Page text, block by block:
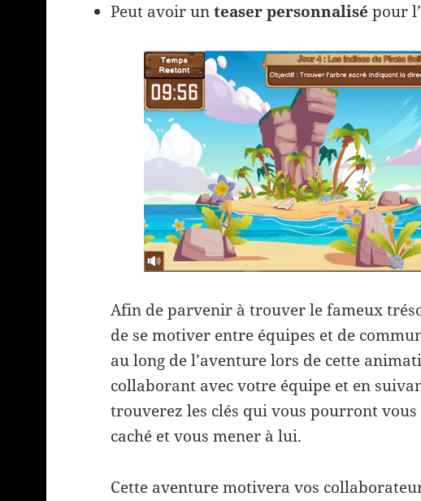
Peut avoir unteaser personnalisé pour
Afin de parvenir à trouver le fameux
de se motiver entre équipes et de
au long de l’aventure lors de cette
collaborant avec votre équipe et en
trouverez les clés qui vous pourront
caché et vous mener à lui.
Cette aventure motivera vos